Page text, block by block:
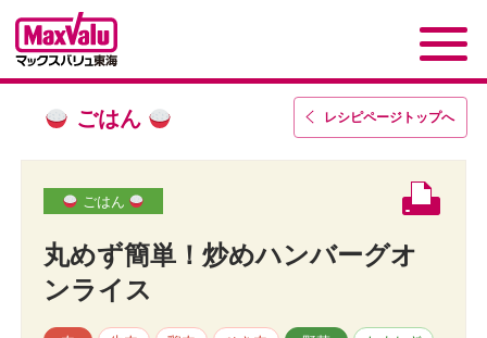
レシピページトップへ
ごはん
ごはん
丸めず簡単！炒めハンバーグオ
ンライス